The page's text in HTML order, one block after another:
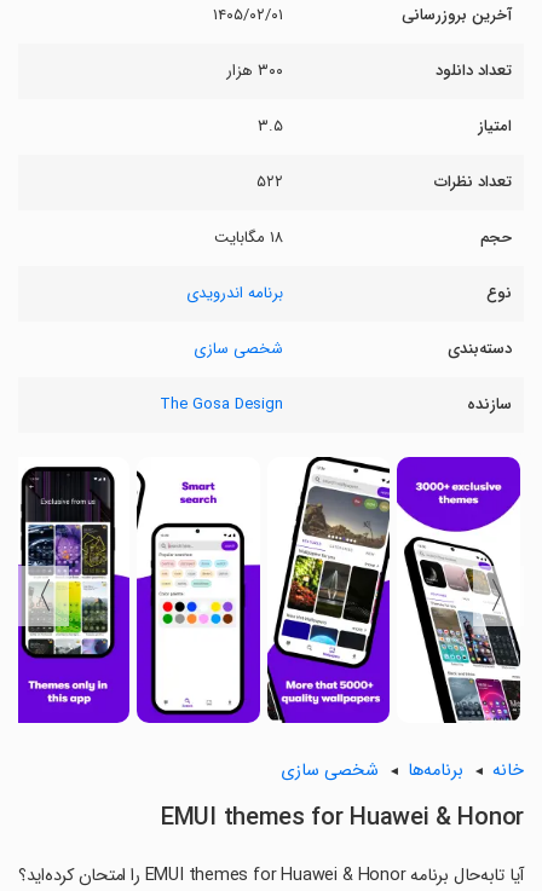
آخرین بروزرسانی ۱۴۰۵/۰۲/۰۱
تعداد دانلود ۳۰۰ هزار
امتیاز ۳.۵
تعداد نظرات ۵۲۲
حجم ۱۸ مگابایت
نوع برنامه اندرویدی
دسته‌بندی شخصی سازی
سازنده The Gosa Design
〈
〉
خانه برنامه‌ها شخصی سازی
EMUI themes for Huawei & Honor
آیا تابه‌حال برنامه EMUI themes for Huawei & Honor را امتحان کرده‌اید؟